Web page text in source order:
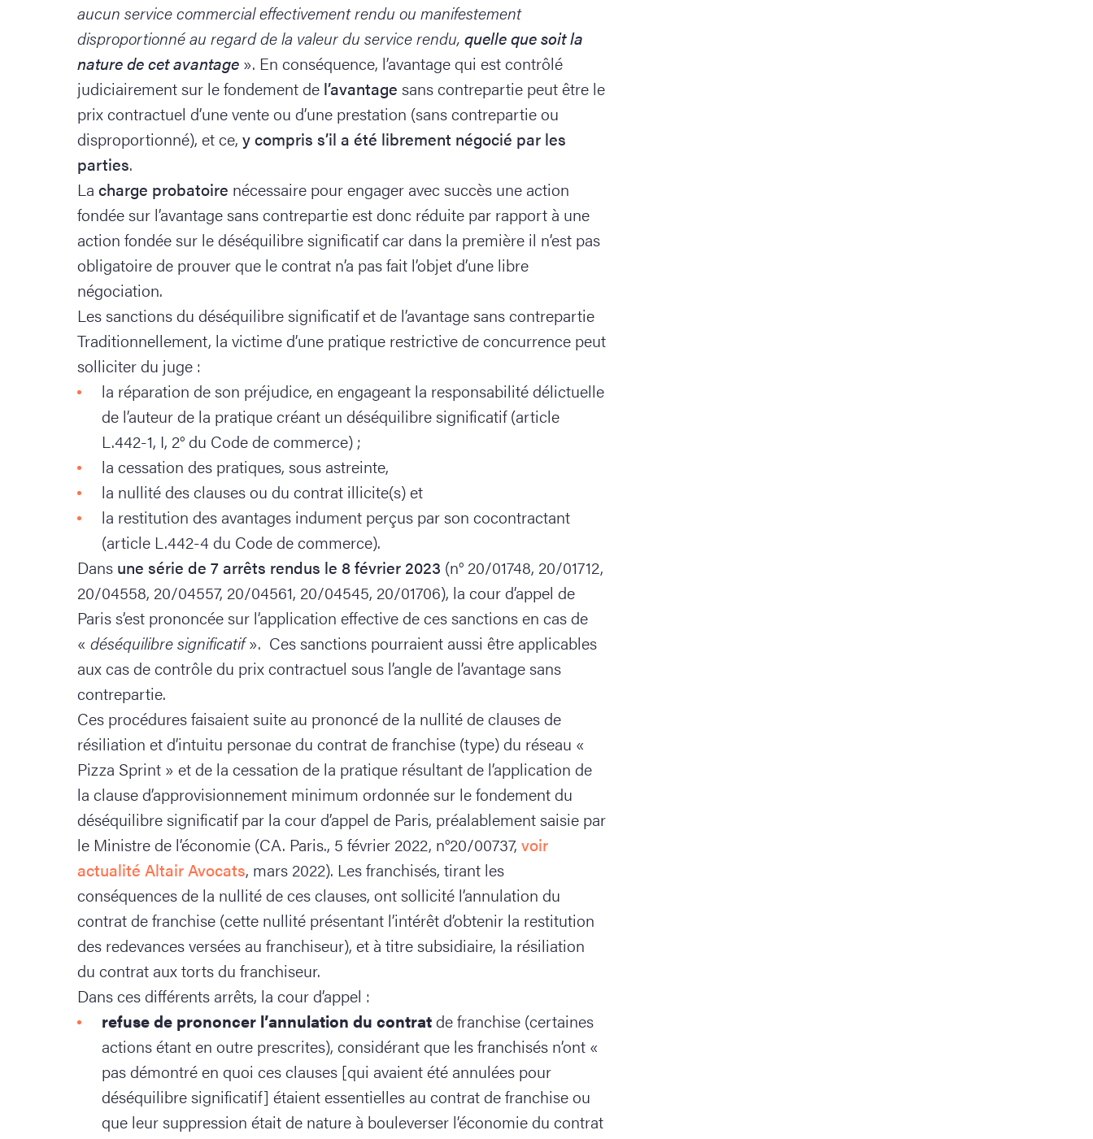
aucun service commercial effectivement rendu ou manifestement
disproportionné au regard de la valeur du service rendu, quelle que soit la
nature de cet avantage ». En conséquence, l’avantage qui est contrôlé
judiciairement sur le fondement de l’avantage sans contrepartie peut être le
prix contractuel d’une vente ou d’une prestation (sans contrepartie ou
disproportionné), et ce, y compris s’il a été librement négocié par les
parties.
La charge probatoire nécessaire pour engager avec succès une action
fondée sur l’avantage sans contrepartie est donc réduite par rapport à une
action fondée sur le déséquilibre significatif car dans la première il n’est pas
obligatoire de prouver que le contrat n’a pas fait l’objet d’une libre
négociation.
Les sanctions du déséquilibre significatif et de l’avantage sans contrepartie
Traditionnellement, la victime d’une pratique restrictive de concurrence peut
solliciter du juge :
la réparation de son préjudice, en engageant la responsabilité délictuelle
de l’auteur de la pratique créant un déséquilibre significatif (article
L.442-1, I, 2° du Code de commerce) ;
la cessation des pratiques, sous astreinte,
la nullité des clauses ou du contrat illicite(s) et
la restitution des avantages indument perçus par son cocontractant
(article L.442-4 du Code de commerce).
Dans une série de 7 arrêts rendus le 8 février 2023 (n° 20/01748, 20/01712,
20/04558, 20/04557, 20/04561, 20/04545, 20/01706), la cour d’appel de
Paris s’est prononcée sur l’application effective de ces sanctions en cas de
« déséquilibre significatif». Ces sanctions pourraient aussi être applicables
aux cas de contrôle du prix contractuel sous l’angle de l’avantage sans
contrepartie.
Ces procédures faisaient suite au prononcé de la nullité de clauses de
résiliation et d’intuitu personae du contrat de franchise (type) du réseau «
Pizza Sprint » et de la cessation de la pratique résultant de l’application de
la clause d’approvisionnement minimum ordonnée sur le fondement du
déséquilibre significatif par la cour d’appel de Paris, préalablement saisie par
le Ministre de l’économie (CA. Paris., 5 février 2022, n°20/00737, voir
actualité Altair Avocats, mars 2022). Les franchisés, tirant les
conséquences de la nullité de ces clauses, ont sollicité l’annulation du
contrat de franchise (cette nullité présentant l’intérêt d’obtenir la restitution
des redevances versées au franchiseur), et à titre subsidiaire, la résiliation
du contrat aux torts du franchiseur.
Dans ces différents arrêts, la cour d’appel :
refuse de prononcer l’annulation du contratde franchise (certaines
actions étant en outre prescrites), considérant que les franchisés n’ont «
pas démontré en quoi ces clauses [qui avaient été annulées pour
déséquilibre significatif] étaient essentielles au contrat de franchise ou
que leur suppression était de nature à bouleverser l’économie du contrat